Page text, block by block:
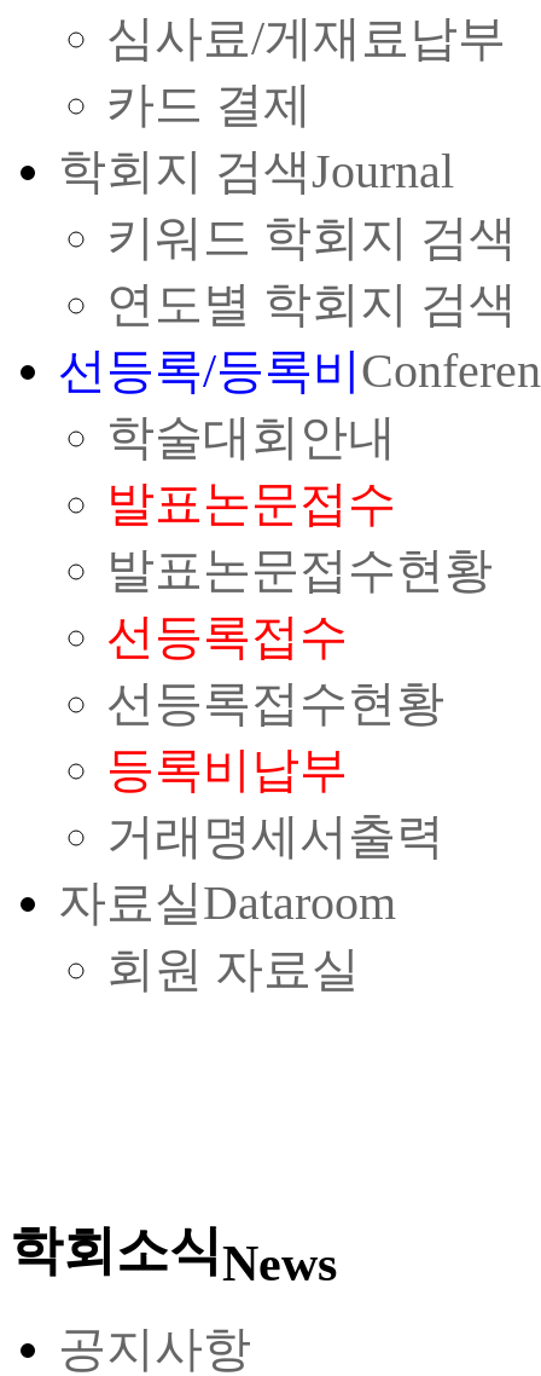
심사료/게재료납부
카드 결제
학회지 검색Journal
키워드 학회지 검색
연도별 학회지 검색
선등록/등록비
학술대회안내
발표논문접수
발표논문접수현황
선등록접수
선등록접수현황
등록비납부
거래명세서출력
자료실Dataroom
회원 자료실
학회소식News
공지사항